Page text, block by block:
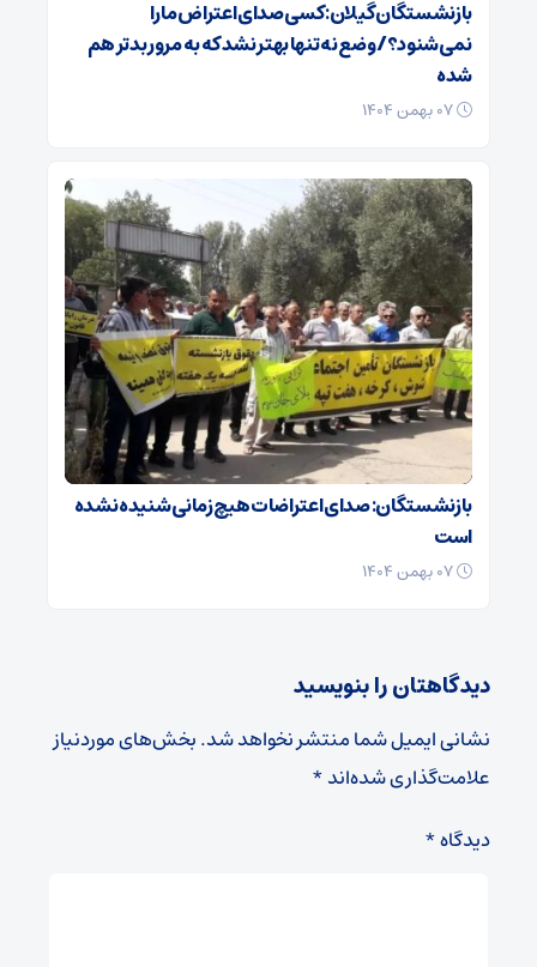
بازنشستگان گیلان: کسی صدای اعتراض ما را
نمی‌شنود؟/ وضع نه تنها بهتر نشد که به مرور بدتر هم
شده
بازنشستگان: صدای اعتراضات هیچ زمانی شنیده نشده
است
دیدگاهتان را بنویسید
نشانی ایمیل شما منتشر نخواهد شد.بخش‌های موردنیاز
علامت‌گذاری شده‌اند*
دیدگاه*